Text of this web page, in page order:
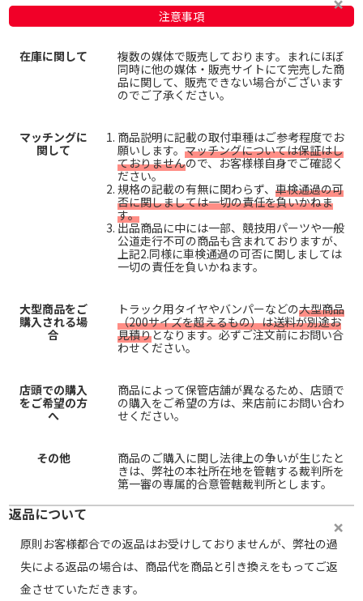
注意事項
在庫に関して
複数の媒体で販売しております。まれにほぼ
同時に他の媒体・販売サイトにて完売した商
品に関して、販売できない場合がございます
のでご了承ください。
マッチングに
関して
商品説明に記載の取付車種はご参考程度でお
願いします。 マッチングについては保証はし
ておりませんので、お客様様自身でご確認く
ださい。
規格の記載の有無に関わらず、 車検通過の可
否に関しましては一切の責任を負いかねま
す。
出品商品に中には一部、競技用パーツや一般
公道走行不可の商品も含まれておりますが、
上記2.同様に車検通過の可否に関しましては
一切の責任を負いかねます。
大型商品をご
購入される場
合
トラック用タイヤやバンパーなどの大型商品
（200サイズを超えるもの）は送料が別途お
見積りとなります。必ずご注文前にお問い合
わせください。
店頭での購入
をご希望の方
へ
商品によって保管店舗が異なるため、店頭で
の購入をご希望の方は、来店前にお問い合わ
せください。
その他
商品のご購入に関し法律上の争いが生じたと
きは、弊社の本社所在地を管轄する裁判所を
第一審の専属的合意管轄裁判所とします。
返品について
原則お客様都合での返品はお受けしておりませんが、弊社の過
失による返品の場合は、商品代を商品と引き換えをもってご返
金させていただきます。